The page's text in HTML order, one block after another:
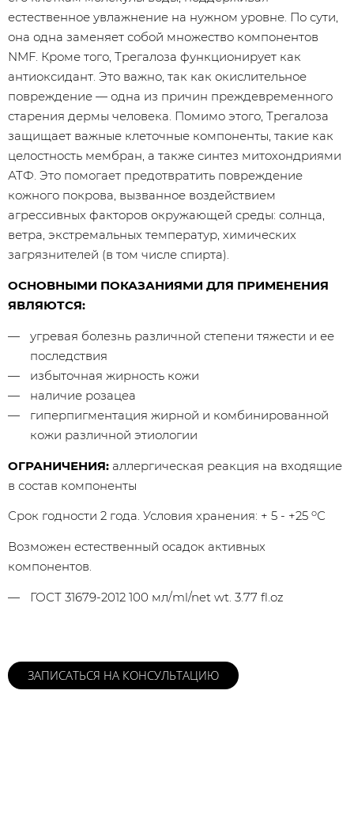
естественное увлажнение на нужном уровне. По сути,
она одна заменяет собой множество компонентов
NMF. Кроме того, Трегалоза функционирует как
антиоксидант. Это важно, так как окислительное
повреждение — одна из причин преждевременного
старения дермы человека. Помимо этого, Трегалоза
защищает важные клеточные компоненты, такие как
целостность мембран, а также синтез митохондриями
АТФ. Это помогает предотвратить повреждение
кожного покрова, вызванное воздействием
агрессивных факторов окружающей среды: солнца,
ветра, экстремальных температур, химических
загрязнителей (в том числе спирта).
ОСНОВНЫМИ ПОКАЗАНИЯМИ ДЛЯ ПРИМЕНЕНИЯ
ЯВЛЯЮТСЯ:
угревая болезнь различной степени тяжести и ее
последствия
избыточная жирность кожи
наличие розацеа
гиперпигментация жирной и комбинированной
кожи различной этиологии
ОГРАНИЧЕНИЯ: аллергическая реакция на входящие
в состав компоненты
Срок годности 2 года. Условия хранения: + 5 - +25 оС
Возможен естественный осадок активных
компонентов.
ГОСТ 31679-2012 100 мл/ml/net wt. 3.77 fl.oz
ЗАПИСАТЬСЯ НА КОНСУЛЬТАЦИЮ